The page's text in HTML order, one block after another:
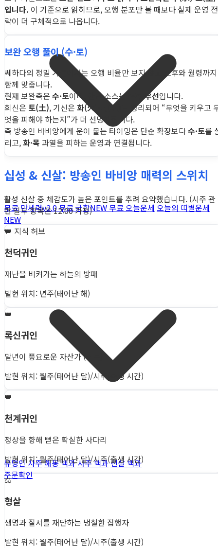
무료 만세력v2.0무료 궁합NEW 무료 오늘운세 오늘의 띠별운세
NEW
지식 허브
유명인 사주해몽 백과사주 백과신살 백과
주문확인
입니다. 이 기준으로 읽히므로, 오행 분포만 볼 때보다 실제 운영 전
략이 더 구체적으로 나옵니다.
보완 오행 풀이 (수·토)
쎄하다의 정밀 기준에서는 오행 비율만 보지 않고 조후와 월령까지
함께 맞춥니다.
현재 보완축은 수·토이며, 판단 소스는 조후 우선입니다.
희신은 토(土), 기신은 화(火)·목(木)
로 정리되어 “무엇을 키우고
엇을 피해야 하는지”가 더 선명해집니다.
즉 방송인 바비앙에게 운이 붙는 타이밍은 단순 확장보다수·토를
리고,화·목 과열을 피하는 운영과 연결됩니다.
십성 & 신살: 방송인 바비앙 매력의 스위치
활성 신살 중 체감도가 높은 포인트를 추려 요약했습니다. (시주 관
련 일부 항목은 12:00 가정)
👑
천덕귀인
재난을 비켜가는 하늘의 방패
발현 위치: 년주(태어난 해)
👑
록신귀인
말년이 풍요로운 자산가 (귀록)
발현 위치: 월주(태어난 달)/시주(출생 시간)
👑
천계귀인
정상을 향해 뻗은 확실한 사다리
발현 위치: 월주(태어난 달)/시주(출생 시간)
⚖️
형살
생명과 질서를 재단하는 냉철한 집행자
발현 위치: 월주(태어난 달)/시주(출생 시간)